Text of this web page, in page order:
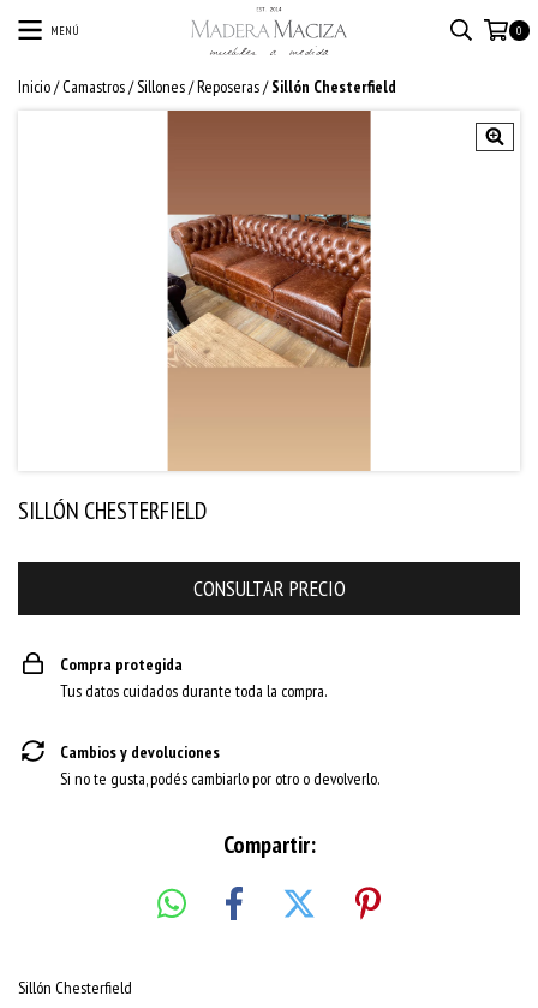
MENÚ 0
Inicio/ Camastros / Sillones / Reposeras/ Sillón Chesterfield
SILLÓN CHESTERFIELD
Compra protegida
Tus datos cuidados durante toda la compra.
Cambios y devoluciones
Si no te gusta, podés cambiarlo por otro o devolverlo.
Compartir:
Sillón Chesterfield